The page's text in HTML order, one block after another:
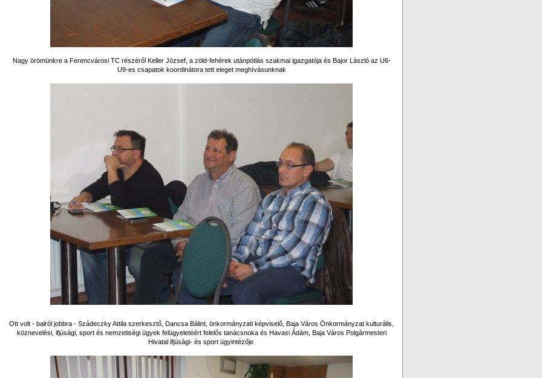
Nagy örömünkre a Ferencvárosi TC részéről Keller József, a zöld-fehérek utánpótlás szakmai igazgatója és Bajor László az U6-
U9-es csapatok koordinátora tett eleget meghívásunknak
Ott volt - balról jobbra - Szádeczky Attila szerkesztő, Dancsa Bálint, önkormányzati képviselő, Baja Város Önkormányzat kulturális,
köznevelési, ifjúsági, sport és nemzetiségi ügyek felügyeletéért felelős tanácsnoka és Havasi Ádám, Baja Város Polgármesteri
Hivatal ifjúsági- és sport ügyintézője